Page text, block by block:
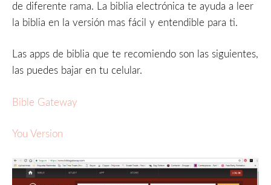
de diferente rama. La biblia electrónica te ayuda a leer
la biblia en la versión mas fácil y entendible para ti.
Las apps de biblia que te recomiendo son las siguientes,
las puedes bajar en tu celular.
Bible Gateway
You Version